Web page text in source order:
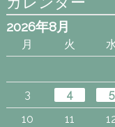
2026年8月
月 火
3
4 5
10
11